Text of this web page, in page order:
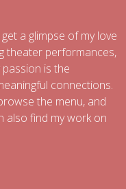
a glimpse of my love
theater performances,
is the
connections.
the menu, and
also find my work on